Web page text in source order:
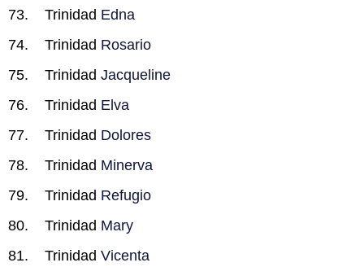
Trinidad Edna
Trinidad Rosario
Trinidad Jacqueline
Trinidad Elva
Trinidad Dolores
Trinidad Minerva
Trinidad Refugio
Trinidad Mary
Trinidad Vicenta